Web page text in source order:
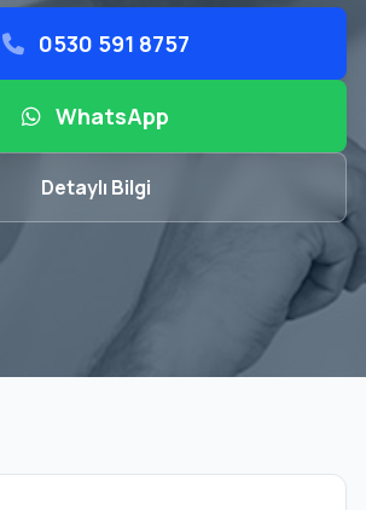
0530 591 8757
WhatsApp
Detaylı Bilgi